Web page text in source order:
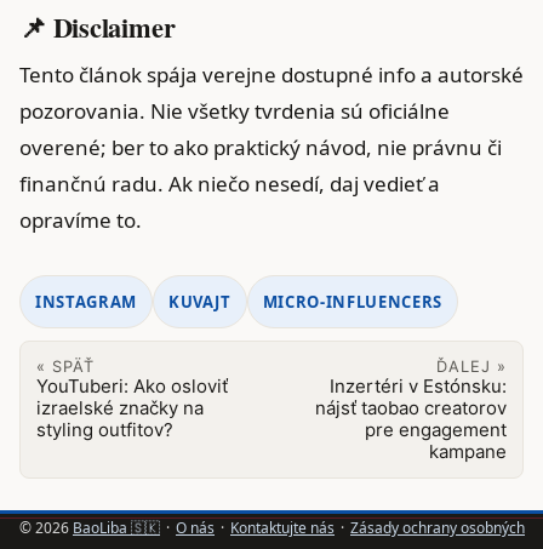
📌 Disclaimer
Tento článok spája verejne dostupné info a autorské
pozorovania. Nie všetky tvrdenia sú oficiálne
overené; ber to ako praktický návod, nie právnu či
finančnú radu. Ak niečo nesedí, daj vedieť a
opravíme to.
INSTAGRAM KUVAJT MICRO-INFLUENCERS
« SPÄŤ
YouTuberi: Ako osloviť
izraelské značky na
styling outfitov?
ĎALEJ »
Inzertéri v Estónsku:
nájsť taobao creatorov
pre engagement
kampane
© 2026 BaoLiba 🇸🇰 · O nás · Kontaktujte nás · Zásady ochrany osobných